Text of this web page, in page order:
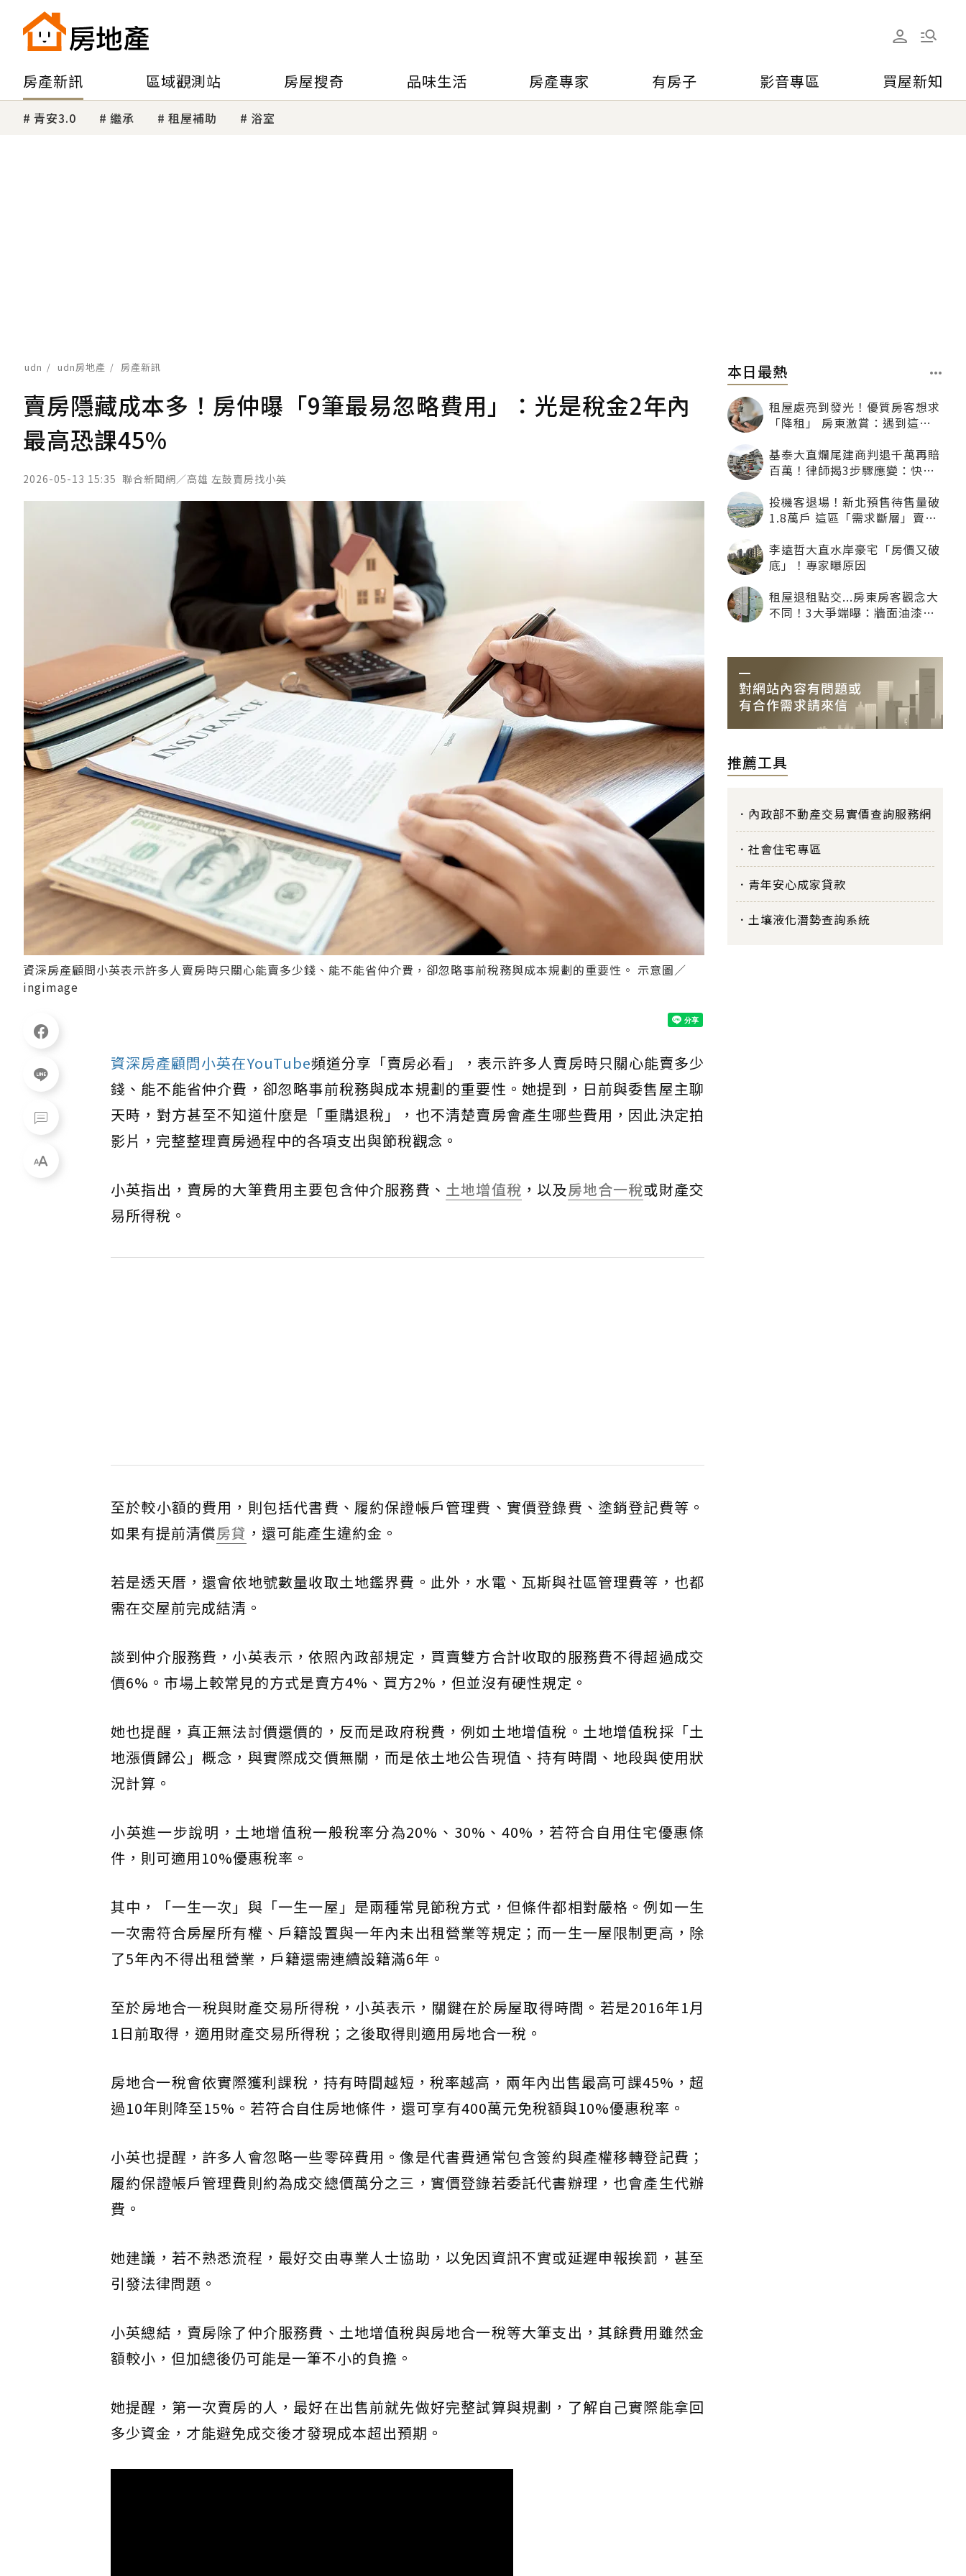
房產新訊 區域觀測站 房屋搜奇 品味生活 房產專家 有房子 影音專區 買屋新知
青安3.0 繼承 租屋補助 浴室
udn udn房地產 房產新訊
賣房隱藏成本多！房仲曝「9筆最易忽略費用」：光是稅金2年內
最高恐課45%
2026-05-13 15:35 聯合新聞網／高雄 左鼓賣房找小英
資深房產顧問小英表示許多人賣房時只關心能賣多少錢、能不能省仲介費，卻忽略事前稅務與成本規劃的重要性。 示意圖／
ingimage
資深房產顧問小英在YouTube頻道分享「賣房必看」，表示許多人賣房時只關心能賣多少
錢、能不能省仲介費，卻忽略事前稅務與成本規劃的重要性。她提到，日前與委售屋主聊
天時，對方甚至不知道什麼是「重購退稅」，也不清楚賣房會產生哪些費用，因此決定拍
影片，完整整理賣房過程中的各項支出與節稅觀念。
小英指出，賣房的大筆費用主要包含仲介服務費、 土地增值稅 ，以及房地合一稅或財產交
易所得稅。
至於較小額的費用，則包括代書費、履約保證帳戶管理費、實價登錄費、塗銷登記費等。
如果有提前清償房貸 ，還可能產生違約金。
若是透天厝，還會依地號數量收取土地鑑界費。此外，水電、瓦斯與社區管理費等，也都
需在交屋前完成結清。
談到仲介服務費，小英表示，依照內政部規定，買賣雙方合計收取的服務費不得超過成交
價6%。市場上較常見的方式是賣方4%、買方2%，但並沒有硬性規定。
她也提醒，真正無法討價還價的，反而是政府稅費，例如土地增值稅。土地增值稅採「土
地漲價歸公」概念，與實際成交價無關，而是依土地公告現值、持有時間、地段與使用狀
況計算。
小英進一步說明，土地增值稅一般稅率分為20%、30%、40%，若符合自用住宅優惠條
件，則可適用10%優惠稅率。
其中，「一生一次」與「一生一屋」是兩種常見節稅方式，但條件都相對嚴格。例如一生
一次需符合房屋所有權、戶籍設置與一年內未出租營業等規定；而一生一屋限制更高，除
了5年內不得出租營業，戶籍還需連續設籍滿6年。
至於房地合一稅與財產交易所得稅，小英表示，關鍵在於房屋取得時間。若是2016年1月
1日前取得，適用財產交易所得稅；之後取得則適用房地合一稅。
房地合一稅會依實際獲利課稅，持有時間越短，稅率越高，兩年內出售最高可課45%，超
過10年則降至15%。若符合自住房地條件，還可享有400萬元免稅額與10%優惠稅率。
小英也提醒，許多人會忽略一些零碎費用。像是代書費通常包含簽約與產權移轉登記費；
履約保證帳戶管理費則約為成交總價萬分之三，實價登錄若委託代書辦理，也會產生代辦
費。
她建議，若不熟悉流程，最好交由專業人士協助，以免因資訊不實或延遲申報挨罰，甚至
引發法律問題。
小英總結，賣房除了仲介服務費、土地增值稅與房地合一稅等大筆支出，其餘費用雖然金
額較小，但加總後仍可能是一筆不小的負擔。
她提醒，第一次賣房的人，最好在出售前就先做好完整試算與規劃，了解自己實際能拿回
多少資金，才能避免成交後才發現成本超出預期。
本日最熱
租屋處亮到發光！優質房客想求
「降租」 房東激賞：遇到這種
基泰大直爛尾建商判退千萬再賠
百萬！律師揭3步驟應變：快通
投機客退場！新北預售待售量破
1.8萬戶 這區「需求斷層」賣壓
李遠哲大直水岸豪宅「房價又破
底」！專家曝原因
租屋退租點交...房東房客觀念大
不同！3大爭端曝：牆面油漆、
推薦工具
內政部不動產交易實價查詢服務網
社會住宅專區
青年安心成家貸款
土壤液化潛勢查詢系統